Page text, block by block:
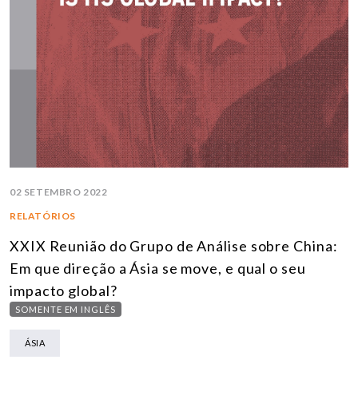
02 SETEMBRO 2022
RELATÓRIOS
XXIX Reunião do Grupo de Análise sobre China:
Em que direção a Ásia se move, e qual o seu
impacto global?
SOMENTE EM INGLÊS
ÁSIA